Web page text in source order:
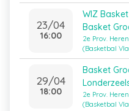
23/04
16:00
WIZ
Basket
2e Prov.
(Basketbal
29/04
18:00
Basket
2e Prov.
(Basketbal